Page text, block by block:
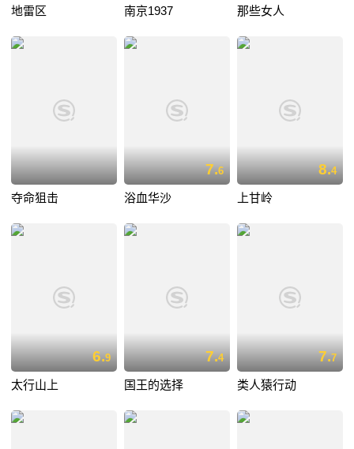
地雷区 南京1937 那些女人
夺命狙击
7.6
浴血华沙
8.4
上甘岭
6.9
太行山上
7.4
国王的选择
7.7
类人猿行动